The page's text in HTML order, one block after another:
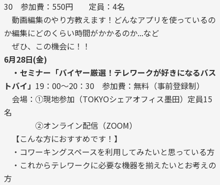
30 参加費：550円 定員：4名
動画編集のやり方教えます！どんなアプリを使っているの
か編集にどのくらい時間がかかるのか...など
ぜひ、この機会に！！
6月28日(金)
・セミナー「バイヤー厳選！テレワークが好きになるバス
トバイ」 19：00～20：30 参加費：無料（事前登録制）
会場：①現地参加（TOKYOシェアオフィス墨田）定員15
名
②オンライン配信（ZOOM）
【こんな方におすすめです！】
・コワーキングスペースを利用してみたいと思っている方
・これからテレワークに必要な機器を揃えたいとお考えの
方